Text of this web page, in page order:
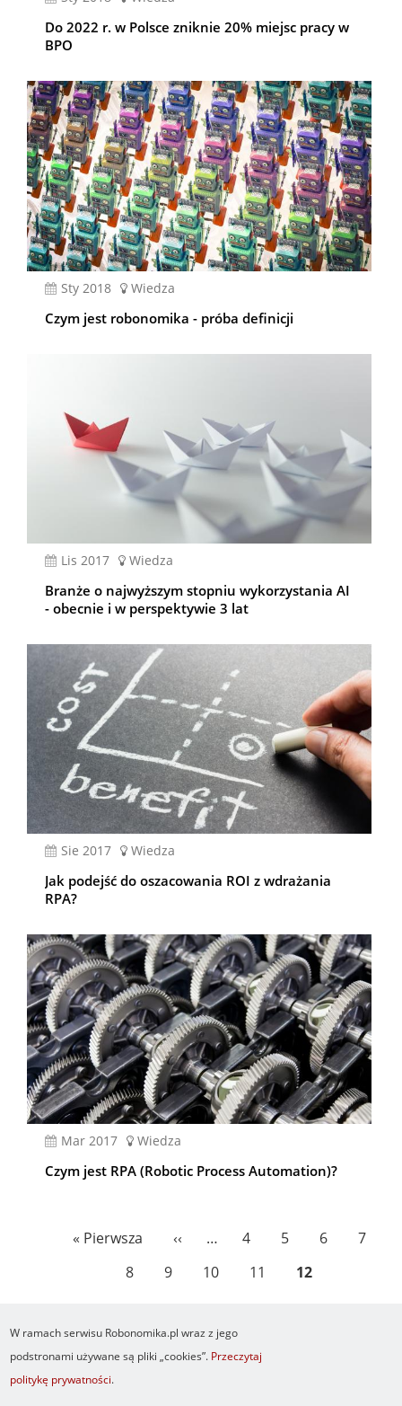
Do 2022 r. w Polsce zniknie 20% miejsc pracy w
BPO
sty 2018 Wiedza
Czym jest robonomika - próba definicji
lis 2017 Wiedza
Branże o najwyższym stopniu wykorzystania AI
- obecnie i w perspektywie 3 lat
sie 2017 Wiedza
Jak podejść do oszacowania ROI z wdrażania
RPA?
mar 2017 Wiedza
Czym jest RPA (Robotic Process Automation)?
Pierwsza
« Pierwsza
Poprzednia
strona
‹‹ … Page
4 Page
5 Page
6 Page
7
Page
8 Page
9 Page
10 Page
11
Bieżąca
12
Newsletter
W ramach serwisu Robonomika.pl wraz z jego
podstronami używane są pliki „cookies”. Przeczytaj
politykę prywatności.